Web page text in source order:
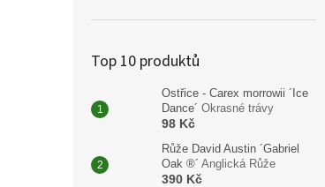
Top 10 produktů
Ostřice - Carex morrowii ´Ice
Dance´ Okrasné trávy
98 Kč
Růže David Austin ´Gabriel
Oak ®´ Anglická Růže
390 Kč